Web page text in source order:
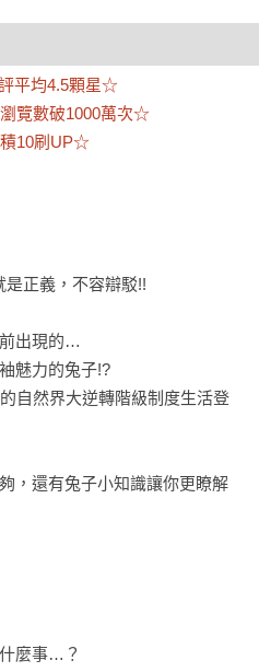
平均4.5顆星☆
覽數破1000萬次☆
10刷UP☆
正義，不容辯駁!!
出現的…
魅力的兔子!?
自然界大逆轉階級制度生活登
，還有兔子小知識讓你更瞭解
麼事…？